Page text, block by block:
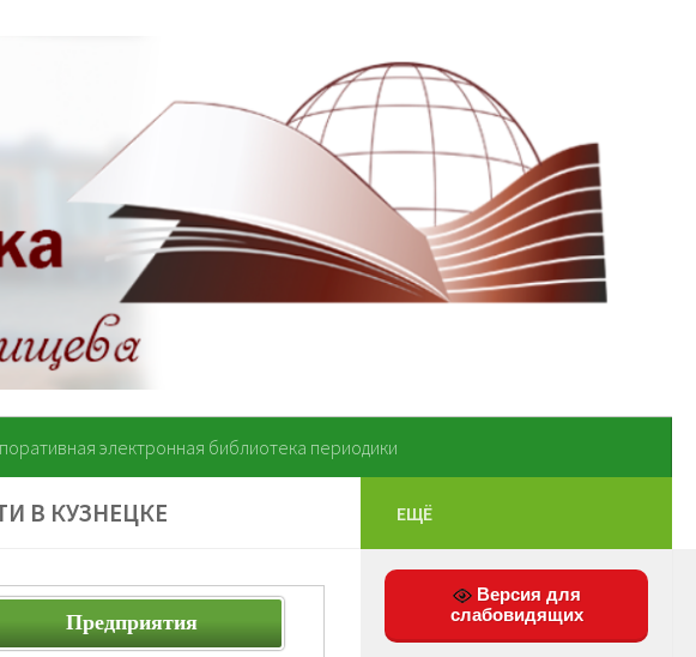
электронная библиотека периодики
В КУЗНЕЦКЕ
Предприятия
ЕЩЁ
Версия для
слабовидящих